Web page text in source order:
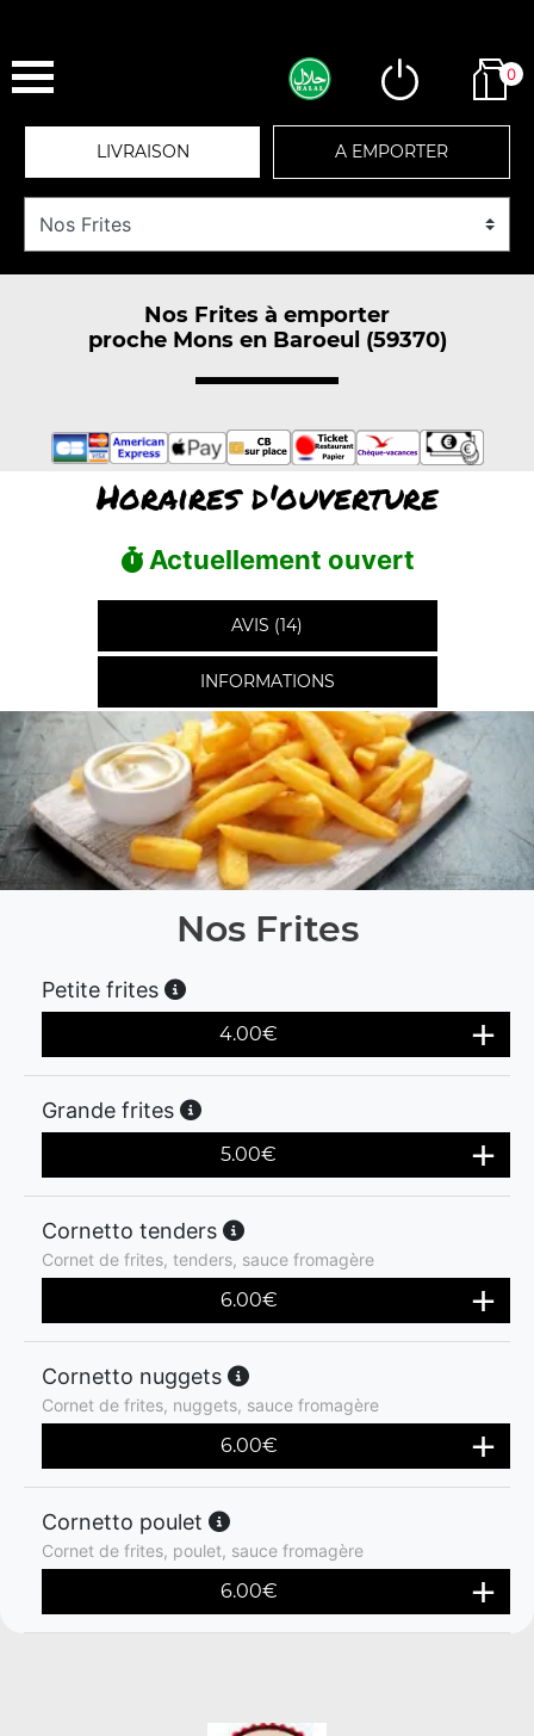
0
LIVRAISON A EMPORTER
Nos Frites à emporter
proche Mons en Baroeul (59370)
Horaires d'ouverture
Actuellement ouvert
AVIS (14)
INFORMATIONS
Nos Frites
Petite frites
4.00€
Grande frites
5.00€
Cornetto tenders
Cornet de frites, tenders, sauce fromagère
6.00€
Cornetto nuggets
Cornet de frites, nuggets, sauce fromagère
6.00€
Cornetto poulet
Cornet de frites, poulet, sauce fromagère
6.00€